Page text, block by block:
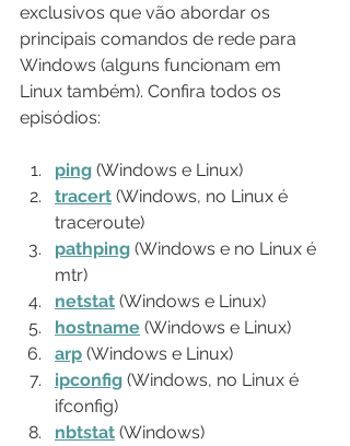
exclusivos que vão abordar os
principais comandos de rede para
Windows (alguns funcionam em
Linux também). Confira todos os
episódios:
ping (Windows e Linux)
tracert (Windows, no Linux é
traceroute)
pathping (Windows e no Linux é
mtr)
netstat (Windows e Linux)
hostname (Windows e Linux)
arp (Windows e Linux)
ipconfig (Windows, no Linux é
ifconfig)
nbtstat (Windows)